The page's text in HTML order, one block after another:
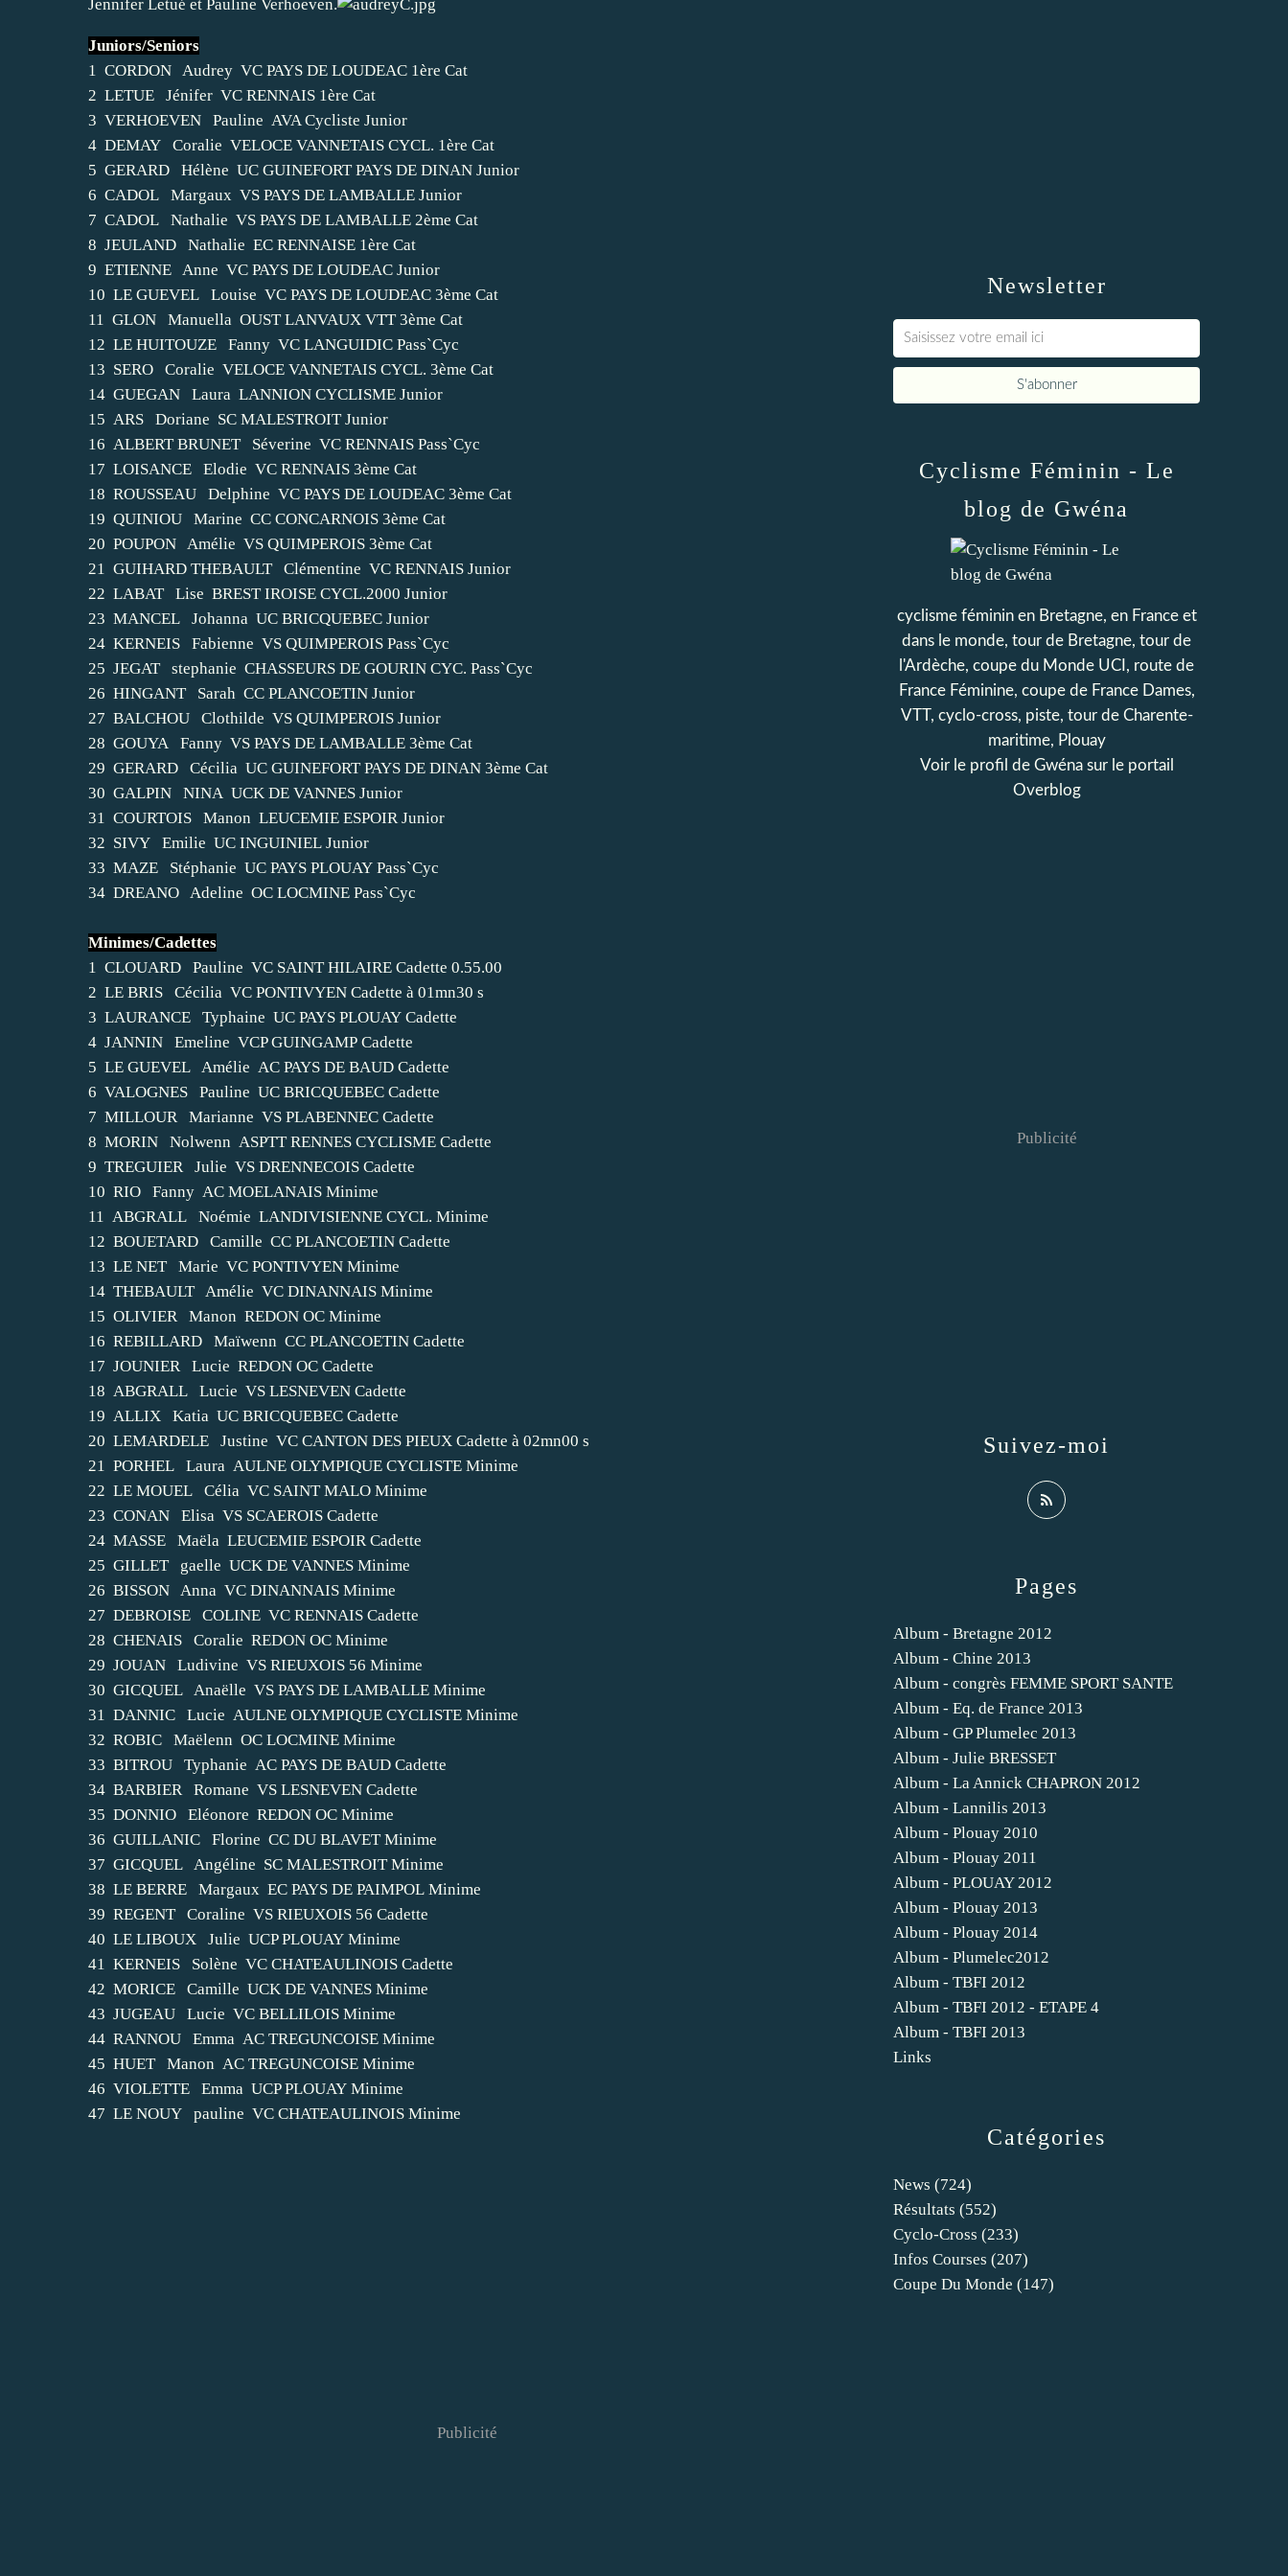
Jennifer Letué et Pauline Verhoeven.
Juniors/Seniors
1 CORDON Audrey VC PAYS DE LOUDEAC 1ère Cat
2 LETUE Jénifer VC RENNAIS 1ère Cat
3 VERHOEVEN Pauline AVA Cycliste Junior
4 DEMAY Coralie VELOCE VANNETAIS CYCL. 1ère Cat
5 GERARD Hélène UC GUINEFORT PAYS DE DINAN Junior
6 CADOL Margaux VS PAYS DE LAMBALLE Junior
7 CADOL Nathalie VS PAYS DE LAMBALLE 2ème Cat
8 JEULAND Nathalie EC RENNAISE 1ère Cat
9 ETIENNE Anne VC PAYS DE LOUDEAC Junior
10 LE GUEVEL Louise VC PAYS DE LOUDEAC 3ème Cat
11 GLON Manuella OUST LANVAUX VTT 3ème Cat
12 LE HUITOUZE Fanny VC LANGUIDIC Pass`Cyc
13 SERO Coralie VELOCE VANNETAIS CYCL. 3ème Cat
14 GUEGAN Laura LANNION CYCLISME Junior
15 ARS Doriane SC MALESTROIT Junior
16 ALBERT BRUNET Séverine VC RENNAIS Pass`Cyc
17 LOISANCE Elodie VC RENNAIS 3ème Cat
18 ROUSSEAU Delphine VC PAYS DE LOUDEAC 3ème Cat
19 QUINIOU Marine CC CONCARNOIS 3ème Cat
20 POUPON Amélie VS QUIMPEROIS 3ème Cat
21 GUIHARD THEBAULT Clémentine VC RENNAIS Junior
22 LABAT Lise BREST IROISE CYCL.2000 Junior
23 MANCEL Johanna UC BRICQUEBEC Junior
24 KERNEIS Fabienne VS QUIMPEROIS Pass`Cyc
25 JEGAT stephanie CHASSEURS DE GOURIN CYC. Pass`Cyc
26 HINGANT Sarah CC PLANCOETIN Junior
27 BALCHOU Clothilde VS QUIMPEROIS Junior
28 GOUYA Fanny VS PAYS DE LAMBALLE 3ème Cat
29 GERARD Cécilia UC GUINEFORT PAYS DE DINAN 3ème Cat
30 GALPIN NINA UCK DE VANNES Junior
31 COURTOIS Manon LEUCEMIE ESPOIR Junior
32 SIVY Emilie UC INGUINIEL Junior
33 MAZE Stéphanie UC PAYS PLOUAY Pass`Cyc
34 DREANO Adeline OC LOCMINE Pass`Cyc
Minimes/Cadettes
1 CLOUARD Pauline VC SAINT HILAIRE Cadette 0.55.00
2 LE BRIS Cécilia VC PONTIVYEN Cadette à 01mn30 s
3 LAURANCE Typhaine UC PAYS PLOUAY Cadette
4 JANNIN Emeline VCP GUINGAMP Cadette
5 LE GUEVEL Amélie AC PAYS DE BAUD Cadette
6 VALOGNES Pauline UC BRICQUEBEC Cadette
7 MILLOUR Marianne VS PLABENNEC Cadette
8 MORIN Nolwenn ASPTT RENNES CYCLISME Cadette
9 TREGUIER Julie VS DRENNECOIS Cadette
10 RIO Fanny AC MOELANAIS Minime
11 ABGRALL Noémie LANDIVISIENNE CYCL. Minime
12 BOUETARD Camille CC PLANCOETIN Cadette
13 LE NET Marie VC PONTIVYEN Minime
14 THEBAULT Amélie VC DINANNAIS Minime
15 OLIVIER Manon REDON OC Minime
16 REBILLARD Maïwenn CC PLANCOETIN Cadette
17 JOUNIER Lucie REDON OC Cadette
18 ABGRALL Lucie VS LESNEVEN Cadette
19 ALLIX Katia UC BRICQUEBEC Cadette
20 LEMARDELE Justine VC CANTON DES PIEUX Cadette à 02mn00 s
21 PORHEL Laura AULNE OLYMPIQUE CYCLISTE Minime
22 LE MOUEL Célia VC SAINT MALO Minime
23 CONAN Elisa VS SCAEROIS Cadette
24 MASSE Maëla LEUCEMIE ESPOIR Cadette
25 GILLET gaelle UCK DE VANNES Minime
26 BISSON Anna VC DINANNAIS Minime
27 DEBROISE COLINE VC RENNAIS Cadette
28 CHENAIS Coralie REDON OC Minime
29 JOUAN Ludivine VS RIEUXOIS 56 Minime
30 GICQUEL Anaëlle VS PAYS DE LAMBALLE Minime
31 DANNIC Lucie AULNE OLYMPIQUE CYCLISTE Minime
32 ROBIC Maëlenn OC LOCMINE Minime
33 BITROU Typhanie AC PAYS DE BAUD Cadette
34 BARBIER Romane VS LESNEVEN Cadette
35 DONNIO Eléonore REDON OC Minime
36 GUILLANIC Florine CC DU BLAVET Minime
37 GICQUEL Angéline SC MALESTROIT Minime
38 LE BERRE Margaux EC PAYS DE PAIMPOL Minime
39 REGENT Coraline VS RIEUXOIS 56 Cadette
40 LE LIBOUX Julie UCP PLOUAY Minime
41 KERNEIS Solène VC CHATEAULINOIS Cadette
42 MORICE Camille UCK DE VANNES Minime
43 JUGEAU Lucie VC BELLILOIS Minime
44 RANNOU Emma AC TREGUNCOISE Minime
45 HUET Manon AC TREGUNCOISE Minime
46 VIOLETTE Emma UCP PLOUAY Minime
47 LE NOUY pauline VC CHATEAULINOIS Minime
Publicité
Newsletter
Catégories
News (724)
Résultats (552)
Cyclo-Cross (233)
Infos Courses (207)
Coupe Du Monde (147)
Pages
Album - Bretagne 2012
Album - Chine 2013
Album - congrès FEMME SPORT SANTE
Album - Eq. de France 2013
Album - GP Plumelec 2013
Album - Julie BRESSET
Album - La Annick CHAPRON 2012
Album - Lannilis 2013
Album - Plouay 2010
Album - Plouay 2011
Album - PLOUAY 2012
Album - Plouay 2013
Album - Plouay 2014
Album - Plumelec2012
Album - TBFI 2012
Album - TBFI 2012 - ETAPE 4
Album - TBFI 2013
Links
Cyclisme Féminin - Le
blog de Gwéna
cyclisme féminin en Bretagne, en France et
dans le monde, tour de Bretagne, tour de
l'Ardèche, coupe du Monde UCI, route de
France Féminine, coupe de France Dames,
VTT, cyclo-cross, piste, tour de Charente-
maritime, Plouay
Voir le profil de Gwénasur le portail
Overblog
Suivez-moi
Publicité